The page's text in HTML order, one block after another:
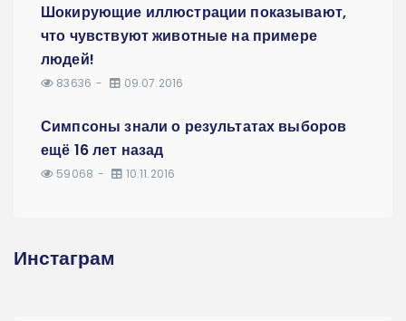
Шокирующие иллюстрации показывают,
что чувствуют животные на примере
людей!
83636 09.07.2016
Симпсоны знали о результатах выборов
ещё 16 лет назад
59068 10.11.2016
Инстаграм